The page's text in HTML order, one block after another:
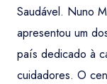
Saudável. Nuno
apresentou um
país dedicado à
cuidadores. O